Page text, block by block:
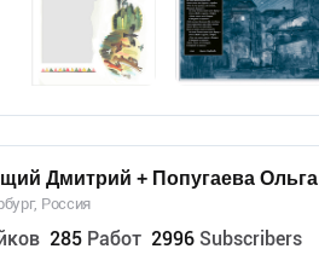
Дмитрий + Попугаева Ольга
Россия
285 Работ 2996 Subscribers